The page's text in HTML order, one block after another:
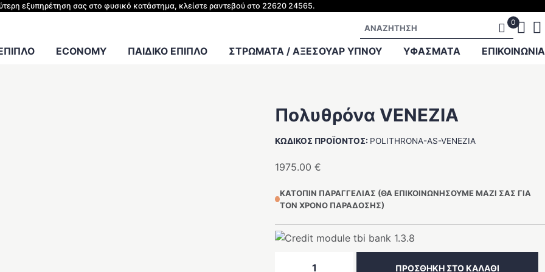
εξυπηρέτηση σας στο φυσικό κατάστημα, κλείστε ραντεβού στο 22620 24565.
Αναζήτηση
ECONOMY ΠΑΙΔΙΚΟ ΕΠΙΠΛΟ ΣΤΡΩΜΑΤΑ / ΑΞΕΣΟΥΑΡ ΥΠΝΟΥ
ΚΡΕΒΑΤΙΟΥ
ΥΦΑΣΜΑΤΑ ΕΠΙΚΟΙΝΩΝΊΑ
Πολυθρόνα VENEZIA
ΚΩΔΙΚΌΣ ΠΡΟΪΌΝΤΟΣ: POLITHRONA-AS-VENEZIA
1975.00€
ΚΑΤΌΠΙΝ ΠΑΡΑΓΓΕΛΊΑΣ (ΘΑ ΕΠΙΚΟΙΝΩΝΉΣΟΥΜΕ ΜΑΖΊ ΣΑΣ ΓΙΑ
ΤΟΝ ΧΡΌΝΟ ΠΑΡΆΔΟΣΗΣ)
ΠΡΟΣΘΉΚΗ ΣΤΟ ΚΑΛΆΘΙ